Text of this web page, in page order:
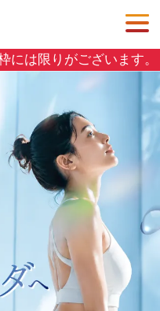
には限りがございます。